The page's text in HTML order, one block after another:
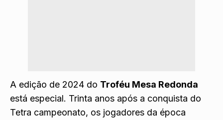
A edição de 2024 do Troféu Mesa Redonda
está especial. Trinta anos após a conquista do
Tetra campeonato, os jogadores da época